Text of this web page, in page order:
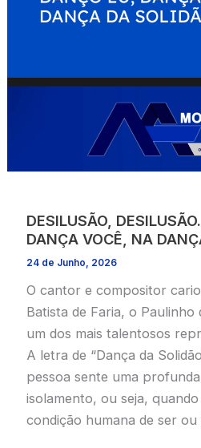
DESILUSÃO,
DANÇA VOCÊ, NA
24 de Junho, 2026
O cantor e compositor
Batista de Faria, o Paulinho
um dos mais talentosos
A letra de “Dança da
pessoa sente uma
isolamento, ou seja,
condição humana de ser